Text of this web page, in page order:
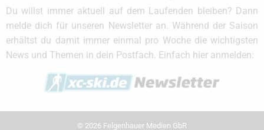
Du willst immer aktuell auf dem Laufenden bleiben? Dann
melde dich für unseren Newsletter an. Während der Saison
erhältst du damit immer einmal pro Woche die wichtigsten
News und Themen in dein Postfach. Einfach hier anmelden:
© 2026 Felgenhauer Medien GbR